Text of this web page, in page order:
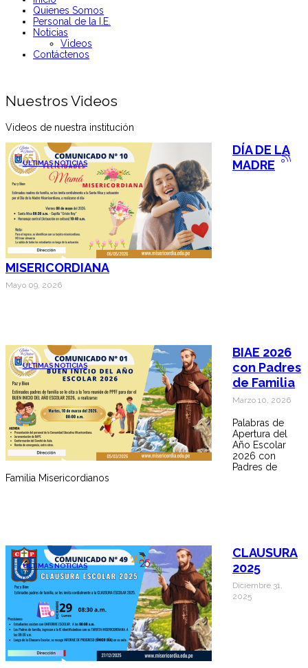
Quienes Somos
Personal de la I.E.
Noticias
Videos
Contáctenos
Nuestros Videos
Videos de nuestra institución
ÚLTIMAS NOTICIAS
DÍA DE LA
MADRE
MISERICORDIANA
Mayo 09, 2026
ÚLTIMAS NOTICIAS
BIAE 2026
con Padres
de Familia
Marzo 10, 2026
Palabras de
Apertura del
Año Escolar
2026 con
Padres de
Familia Misericordianos
ÚLTIMAS NOTICIAS
CLAUSURA
2025
Diciembre 31,
2025